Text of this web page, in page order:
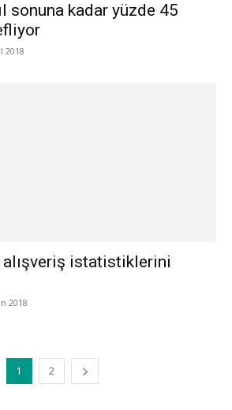
sonuna kadar yüzde 45
2018
alışveriş istatistiklerini
2018
1 2